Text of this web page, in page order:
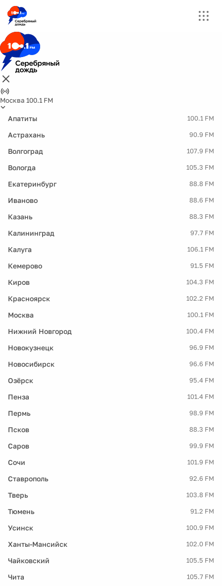
Москва 100.1 FM
Апатиты 100.1 FM
Астрахань 90.9 FM
Волгоград 107.9 FM
Вологда 105.3 FM
Екатеринбург 88.8 FM
Иваново 88.6 FM
Казань 88.3 FM
Калининград 97.7 FM
Калуга 106.1 FM
Кемерово 91.5 FM
Киров 104.3 FM
Красноярск 102.2 FM
Москва 100.1 FM
Нижний Новгород 100.4 FM
Новокузнецк 96.9 FM
Новосибирск 96.6 FM
Озёрск 95.4 FM
Пенза 101.4 FM
Пермь 98.9 FM
Псков 88.3 FM
Саров 99.9 FM
Сочи 101.9 FM
Ставрополь 92.6 FM
Тверь 103.8 FM
Тюмень 91.2 FM
Усинск 100.9 FM
Ханты-Мансийск 102.0 FM
Чайковский 105.5 FM
Чита 105.7 FM